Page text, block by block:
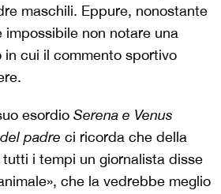
maschili. Eppure, nonostante
non notare una
cui il commento sportivo
esordio Serena e Venus
padre ci ricorda che della
i tempi un giornalista disse
che la vedrebbe meglio